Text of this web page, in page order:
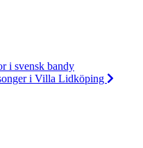
i svensk bandy
i Villa Lidköping